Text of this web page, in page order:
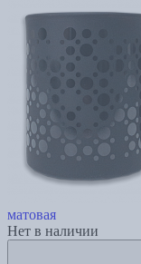
матовая
Нет в наличии